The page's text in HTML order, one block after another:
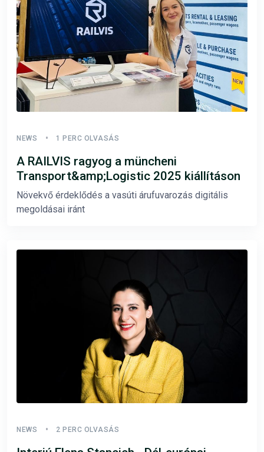
NEWS 1 PERC OLVASÁS
A RAILVIS ragyog a müncheni
Transport&amp;Logistic 2025 kiállításon
Növekvő érdeklődés a vasúti árufuvarozás digitális
megoldásai iránt
NEWS 2 PERC OLVASÁS